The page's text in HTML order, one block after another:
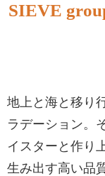
SIEVE
地上と海と移り
ラデーション。
イスターと作り
生み出す高い品